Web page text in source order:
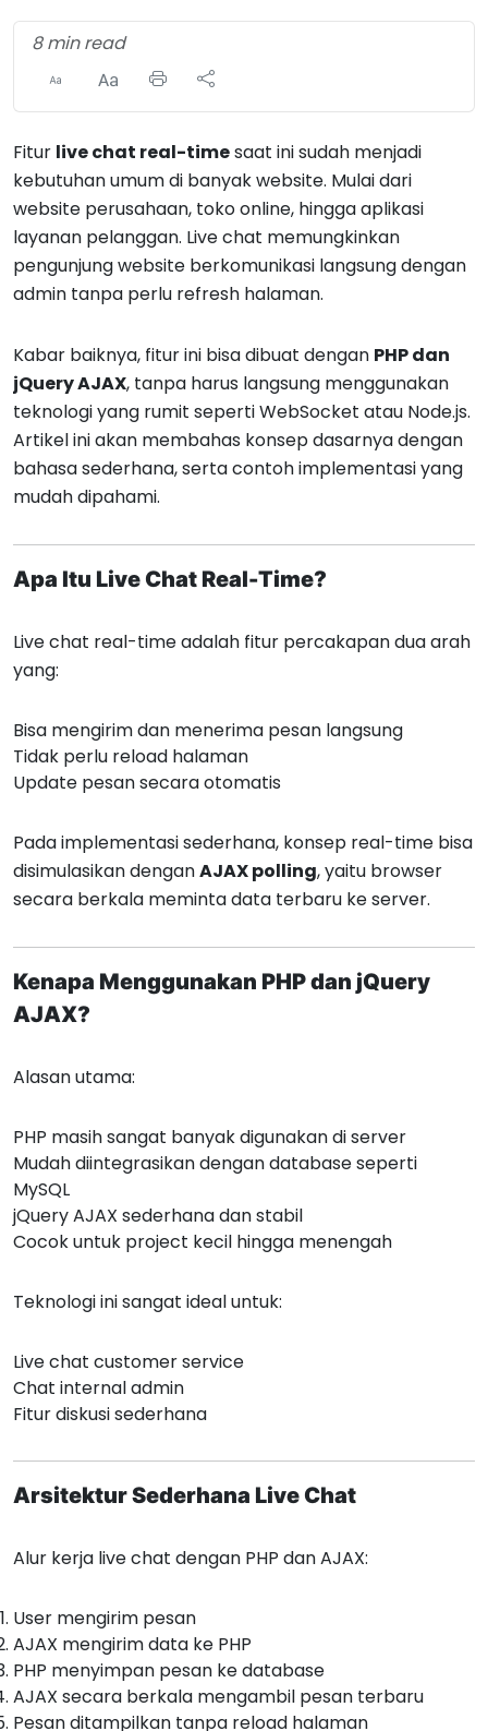
8 min read
Fitur live chat real-timesaat ini sudah menjadi
kebutuhan umum di banyak website. Mulai dari
website perusahaan, toko online, hingga aplikasi
layanan pelanggan. Live chat memungkinkan
pengunjung website berkomunikasi langsung dengan
admin tanpa perlu refresh halaman.
Kabar baiknya, fitur ini bisa dibuat dengan PHP dan
jQuery AJAX, tanpa harus langsung menggunakan
teknologi yang rumit seperti WebSocket atau Node.js.
Artikel ini akan membahas konsep dasarnya dengan
bahasa sederhana, serta contoh implementasi yang
mudah dipahami.
Apa Itu Live Chat Real-Time?
Live chat real-time adalah fitur percakapan dua arah
yang:
Bisa mengirim dan menerima pesan langsung
Tidak perlu reload halaman
Update pesan secara otomatis
Pada implementasi sederhana, konsep real-time bisa
disimulasikan denganAJAX polling, yaitu browser
secara berkala meminta data terbaru ke server.
Kenapa Menggunakan PHP dan jQuery
AJAX?
Alasan utama:
PHP masih sangat banyak digunakan di server
Mudah diintegrasikan dengan database seperti
MySQL
jQuery AJAX sederhana dan stabil
Cocok untuk project kecil hingga menengah
Teknologi ini sangat ideal untuk:
Live chat customer service
Chat internal admin
Fitur diskusi sederhana
Arsitektur Sederhana Live Chat
Alur kerja live chat dengan PHP dan AJAX:
User mengirim pesan
AJAX mengirim data ke PHP
PHP menyimpan pesan ke database
AJAX secara berkala mengambil pesan terbaru
Pesan ditampilkan tanpa reload halaman